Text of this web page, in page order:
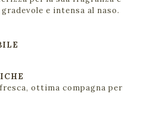
e intensa al naso.
ottima compagna per